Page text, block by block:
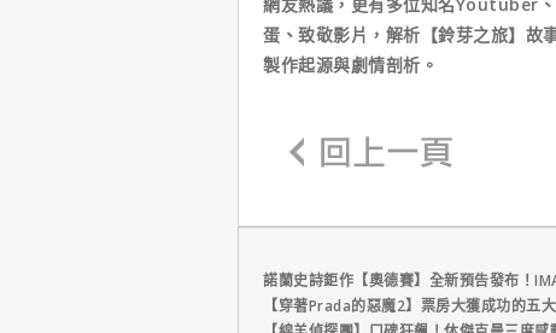
蛋、致敬影片，解析【鈴芽之旅】故
製作起源與劇情剖析。
諾蘭史詩鉅作【奧德賽】全新預告發布！
【穿著Prada的惡魔2】票房大獲成功的五